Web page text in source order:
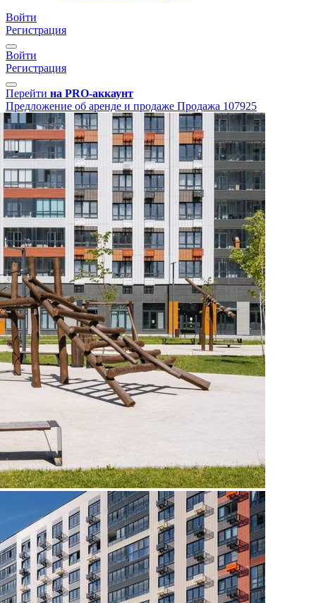
Войти
Регистрация
Войти
Регистрация
Перейти на PRO-аккаунт
Предложение об аренде и продаже Продажа 107925
107925 - Г. МОСКВА,
ЛЕНИНГРАДСКОЕ
ШОССЕ, Д.228БСТР1